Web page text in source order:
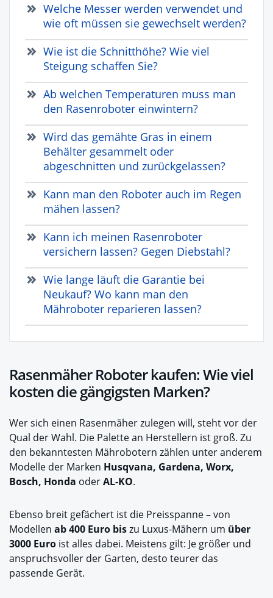
Welche Messer werden verwendet und
wie oft müssen sie gewechselt werden?
Wie ist die Schnitthöhe? Wie viel
Steigung schaffen Sie?
Ab welchen Temperaturen muss man
den Rasenroboter einwintern?
Wird das gemähte Gras in einem
Behälter gesammelt oder
abgeschnitten und zurückgelassen?
Kann man den Roboter auch im Regen
mähen lassen?
Kann ich meinen Rasenroboter
versichern lassen? Gegen Diebstahl?
Wie lange läuft die Garantie bei
Neukauf? Wo kann man den
Mähroboter reparieren lassen?
Rasenmäher Roboter kaufen: Wie viel
kosten die gängigsten Marken?
Wer sich einen Rasenmäher zulegen will, steht vor der
Qual der Wahl. Die Palette an Herstellern ist groß. Zu
den bekanntesten Mährobotern zählen unter anderem
Modelle der Marken Husqvana, Gardena, Worx,
Bosch, Honda oderAL-KO.
Ebenso breit gefächert ist die Preisspanne – von
Modellen ab 400 Euro biszu Luxus-Mähern um über
3000 Euro ist alles dabei. Meistens gilt: Je größer und
anspruchsvoller der Garten, desto teurer das
passende Gerät.